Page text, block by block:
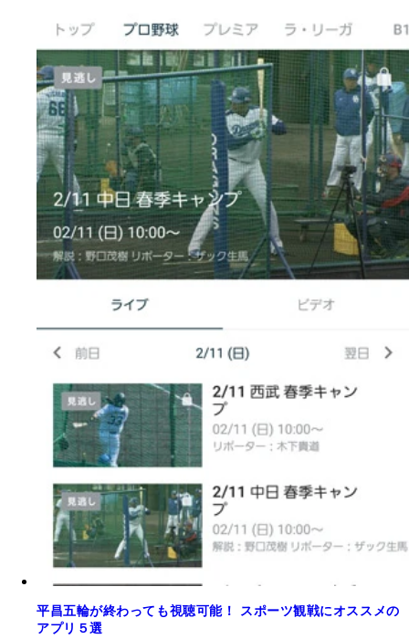
平昌五輪が終わっても視聴可能！ スポーツ観戦にオススメの
アプリ５選